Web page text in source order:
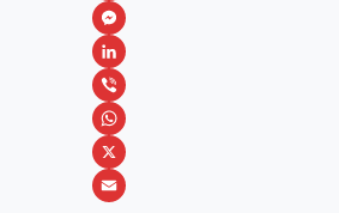
F
a
c
e
b
o
M
e
s
s
e
L
i
n
k
V
i
b
W
h
X